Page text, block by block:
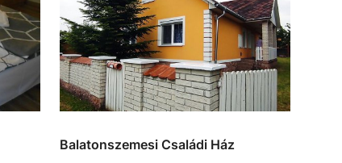
Balatonszemesi Családi Ház